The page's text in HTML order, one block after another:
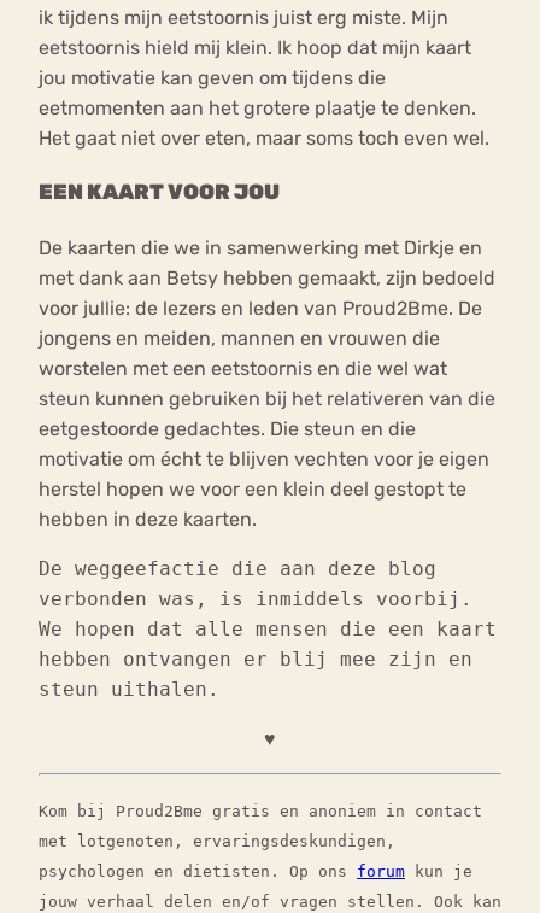
ik tijdens mijn eetstoornis juist erg miste. Mijn
eetstoornis hield mij klein. Ik hoop dat mijn kaart
jou motivatie kan geven om tijdens die
eetmomenten aan het grotere plaatje te denken.
Het gaat niet over eten, maar soms toch even wel.
EEN KAART VOOR JOU
De kaarten die we in samenwerking met Dirkje en
met dank aan Betsy hebben gemaakt, zijn bedoeld
voor jullie: de lezers en leden van Proud2Bme. De
jongens en meiden, mannen en vrouwen die
worstelen met een eetstoornis en die wel wat
steun kunnen gebruiken bij het relativeren van die
eetgestoorde gedachtes. Die steun en die
motivatie om écht te blijven vechten voor je eigen
herstel hopen we voor een klein deel gestopt te
hebben in deze kaarten.
De weggeefactie die aan deze blog
verbonden was, is inmiddels voorbij.
We hopen dat alle mensen die een kaart
hebben ontvangen er blij mee zijn en
steun uithalen.
♥
Kom bij Proud2Bme gratis en anoniem in contact
met lotgenoten, ervaringsdeskundigen,
psychologen en dietisten. Op ons forum kun je
jouw verhaal delen en/of vragen stellen. Ook kan